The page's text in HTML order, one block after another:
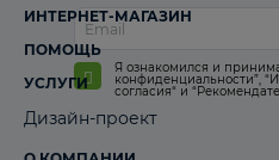
Я ознакомился и
конфиденциальности”,
согласия“ и
ИНТЕРНЕТ-МАГАЗИН
ПОМОЩЬ
УСЛУГИ
Дизайн-проект